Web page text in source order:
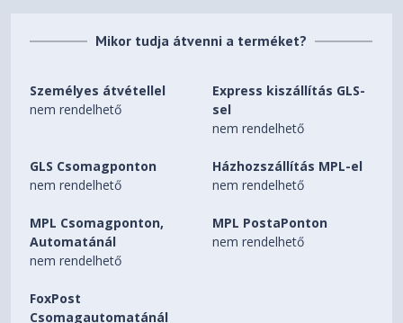
Maximum Display Support
NVlink/ Crossfire Support
No
Accessories
1 x Speedsetup Manual
1 x ROG Graphics Card Holder
1 x ROG Magnet
1 x ROG Graphics Card Keycap
Mikor tudja átvenni a terméket?
Személyes átvétellel
nem rendelhető
Express kiszállítás GLS-
sel
nem rendelhető
GLS Csomagponton
nem rendelhető
Házhozszállítás MPL-el
nem rendelhető
MPL Csomagponton,
Automatánál
nem rendelhető
MPL PostaPonton
nem rendelhető
FoxPost
Csomagautomatánál